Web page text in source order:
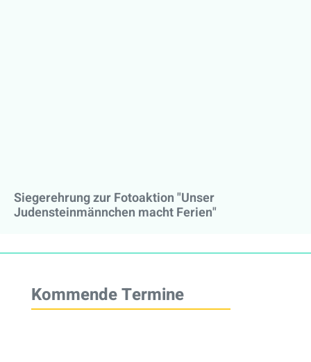
Siegerehrung zur Fotoaktion "Unser
Judensteinmännchen macht Ferien"
Kommende Termine